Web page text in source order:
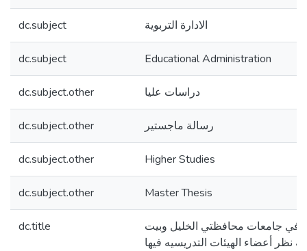
dc.subject الادارة التربوية
dc.subject Educational Administration
dc.subject.other دراسات عليا
dc.subject.other رسالة ماجستير
dc.subject.other Higher Studies
dc.subject.other Master Thesis
dc.title
في جامعات محافظتي الخليل وبيت
نظر أعضاء الهيئات التدريسيه فيها